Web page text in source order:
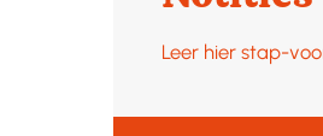
Leer hier stap-